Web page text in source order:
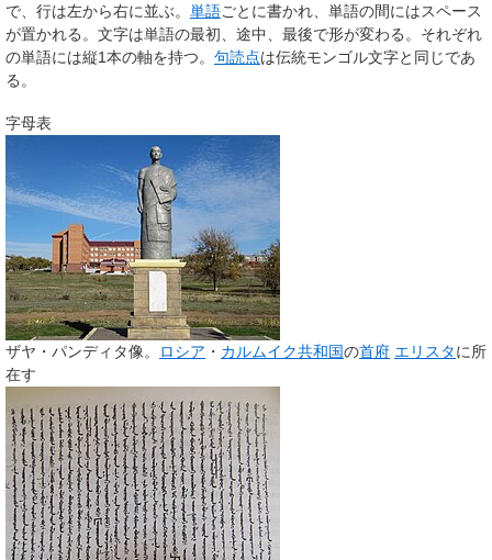
で、行は左から右に並ぶ。 単語ごとに書かれ、単語の間にはスペース
が置かれる。文字は単語の最初、途中、最後で形が変わる。それぞれ
の単語には縦1本の軸を持つ。 句読点は伝統モンゴル文字と同じであ
る。
字母表
ザヤ・パンディタ像。 ロシア ・ カルムイク共和国の首府 エリスタに所
在す